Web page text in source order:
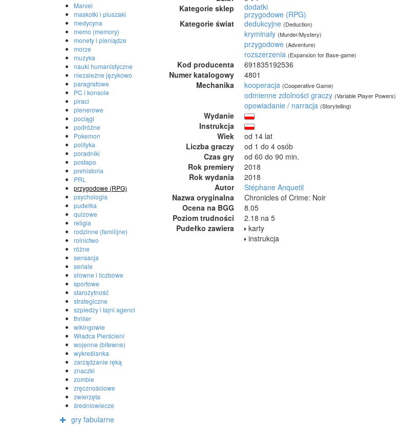
Marvel
maskotki i pluszaki
medycyna
memo (memory)
monety i pieniądze
morze
muzyka
nauki humanistyczne
niezależne językowo
paragrafowe
PC i konsole
piraci
plenerowe
pociągi
podróżne
Pokemon
polityka
poradniki
postapo
prehistoria
PRL
przygodowe (RPG)
psychologia
pudełka
quizowe
religia
rodzinne (familijne)
rolnictwo
różne
sensacja
seriale
słowne i liczbowe
sportowe
starożytność
strategiczne
szpiedzy i tajni agenci
thriller
wikingowie
Władca Pierścieni
wojenne (bitewne)
wykreśłanka
zarządzanie ręką
znaczki
zombie
zręcznościowe
zwierzęta
średniowiecze
gry fabularne
Kategorie sklep
dodatki
przygodowe (RPG)
Kategorie świat
dedukcyjne (Deduction)
kryminały (Murder/Mystery)
przygodowe (Adventure)
rozszerzenia (Expansion for Base-game)
Kod producenta
691835192536
Numer katalogowy
4801
Mechanika
kooperacja (Cooperative Game)
odmienne zdolności graczy (Variable Player Powers)
opowiadanie / narracja (Storytelling)
Wydanie
Instrukcja
Wiek
od 14 lat
Liczba graczy
od 1 do 4 osób
Czas gry
od 60 do 90 min.
Rok premiery
2018
Rok wydania
2018
Autor
Stéphane Anquetil
Nazwa oryginalna
Chronicles of Crime: Noir
Ocena na BGG
8.05
Poziom trudności
2.18 na 5
Pudełko zawiera
karty
instrukcja